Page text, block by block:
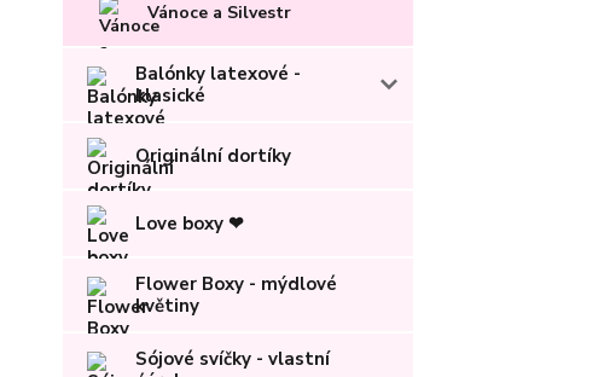
Vánoce a Silvestr
Balónky latexové -
klasické
Originální dortíky
Love boxy ❤
Flower Boxy - mýdlové
květiny
Sójové svíčky - vlastní